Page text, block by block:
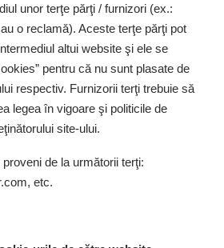
unor terţe părţi / furnizori (ex.:
o reclamă). Aceste terţe părţi pot
altui website şi ele se
pentru că nu sunt plasate de
respectiv. Furnizorii terţi trebuie să
legea în vigoare şi politicile de
site-ului.
de la următorii terţi:
etc.